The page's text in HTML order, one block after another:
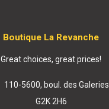
Boutique La Revanche
Great choices, great prices!
110-5600, boul. des Galeries
G2K 2H6